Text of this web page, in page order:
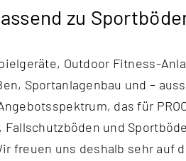
zu
Outdoor Fitness-
Sportanlagenbau und –
das für
Fallschutzböden und
freuen uns deshalb sehr auf